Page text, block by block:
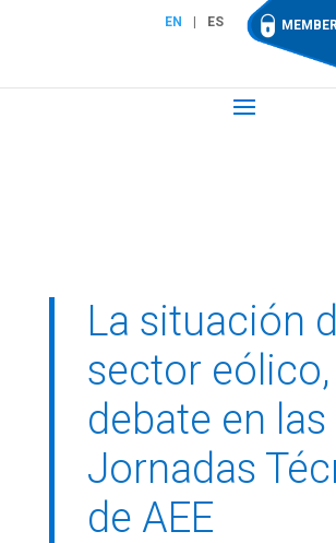
EN ES
La situación
sector eólico,
debate en las
Jornadas
de AEE